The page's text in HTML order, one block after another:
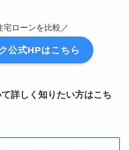
宅ローンを比較／
公式HPはこちら
詳しく知りたい方はこち